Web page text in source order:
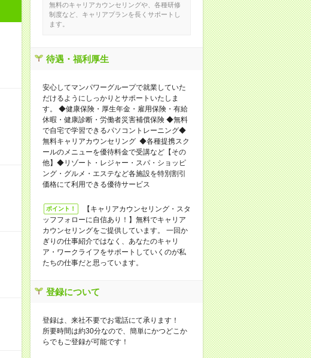
無料のキャリアカウンセリングや、各種研修
制度など、キャリアプランを長くサポートし
ます。
待遇・福利厚生
安心してマンパワーグループで就業していた
だけるようにしっかりとサポートいたしま
す。 ◆健康保険・厚生年金・雇用保険・有給
休暇・健康診断・労働者災害補償保険 ◆無料
で自宅で学習できるパソコントレーニング◆
無料キャリアカウンセリング ◆各種提携スク
ールのメニューを優待料金で受講など【その
他】◆リゾート・レジャー・スパ・ショッピ
ング・グルメ・エステなど各施設を特別割引
価格にて利用できる優待サービス
ポイント！
【キャリアカウンセリング・スタ
ッフフォローに自信あり！】無料でキャリア
カウンセリングをご提供しています。 一回か
ぎりの仕事紹介ではなく、あなたのキャリ
ア・ワークライフをサポートしていくのが私
たちの仕事だと思っています。
登録について
登録は、来社不要でお電話にて承ります！
所要時間は約30分なので、簡単にかつどこか
らでもご登録が可能です！